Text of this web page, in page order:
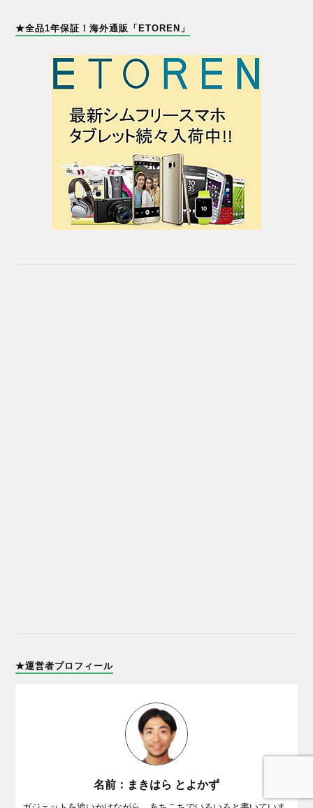
★全品1年保証！海外通販「ETOREN」
★運営者プロフィール
名前：まきはら とよかず